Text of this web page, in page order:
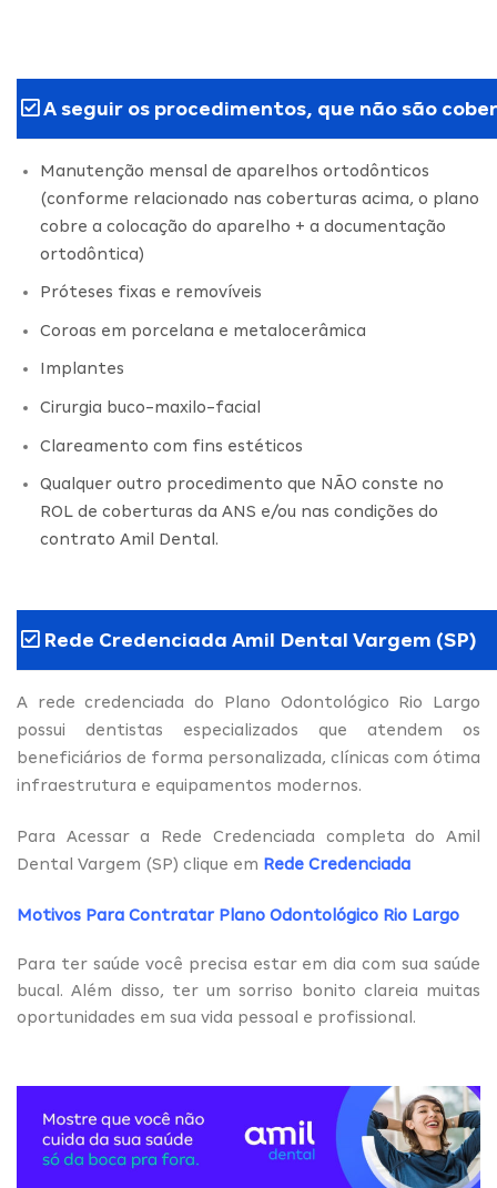
A seguir os procedimentos, que não são
Manutenção mensal de aparelhos ortodônticos
(conforme relacionado nas coberturas acima, o plano
cobre a colocação do aparelho + a documentação
ortodôntica)
Próteses fixas e removíveis
Coroas em porcelana e metalocerâmica
Implantes
Cirurgia buco-maxilo-facial
Clareamento com fins estéticos
Qualquer outro procedimento que NÃO conste no
ROL de coberturas da ANS e/ou nas condições do
contrato Amil Dental.
Rede Credenciada Amil Dental Vargem (SP)
A rede credenciada do Plano Odontológico Rio Largo
possui dentistas especializados que atendem os
beneficiários de forma personalizada, clínicas com ótima
infraestrutura e equipamentos modernos.
Para Acessar a Rede Credenciada completa do Amil
Dental Vargem (SP) clique em Rede Credenciada
Motivos Para Contratar Plano Odontológico Rio Largo
Para ter saúde você precisa estar em dia com sua saúde
bucal. Além disso, ter um sorriso bonito clareia muitas
oportunidades em sua vida pessoal e profissional.